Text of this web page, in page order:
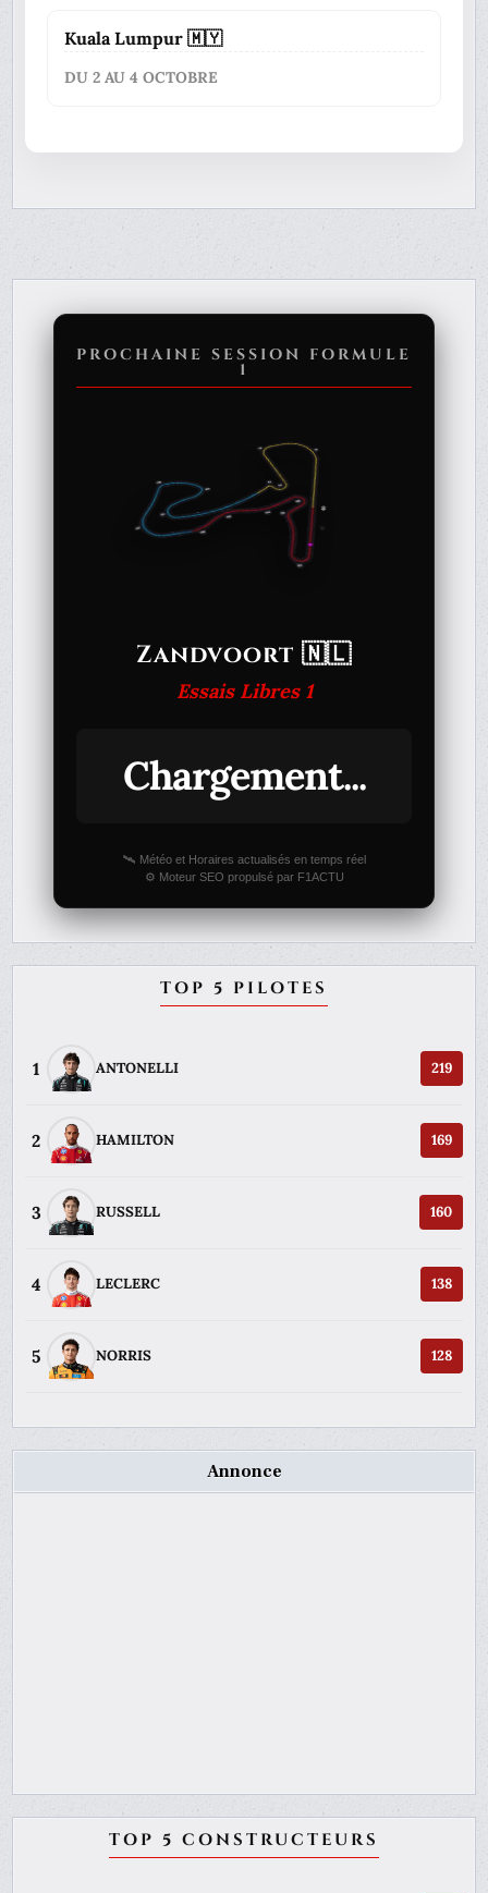
Kuala Lumpur 🇲🇾
DU 2 AU 4 OCTOBRE
PROCHAINE SESSION FORMULE
1
Zandvoort 🇳🇱
Essais Libres 1
Chargement...
🛰️ Météo et Horaires actualisés en temps réel
⚙️ Moteur SEO propulsé par F1ACTU
TOP 5 PILOTES
1 ANTONELLI 219
2 HAMILTON 169
3 RUSSELL 160
4 LECLERC 138
5 NORRIS 128
Annonce
TOP 5 CONSTRUCTEURS